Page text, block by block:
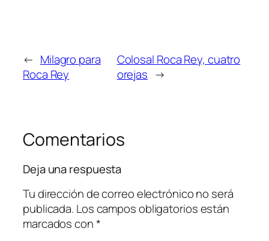
← Milagro para
Roca Rey
Colosal Roca Rey, cuatro
orejas →
Comentarios
Deja una respuesta
Tu dirección de correo electrónico no será
publicada. Los campos obligatorios están
marcados con*